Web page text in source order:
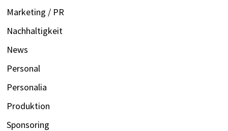
Marketing / PR
Nachhaltigkeit
News
Personal
Personalia
Produktion
Sponsoring